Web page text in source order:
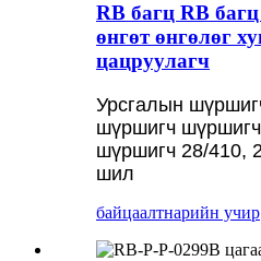
RB багц RB
өнгөт өнгөлөг
цацруулагч
Урсгалын
шүршигч
шүршигч 28/410,
шил
байцаалтнарийн учир